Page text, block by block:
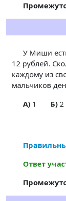
У Миши
12 рублей.
каждому из
мальчиков
A)1 Б)
Ответ